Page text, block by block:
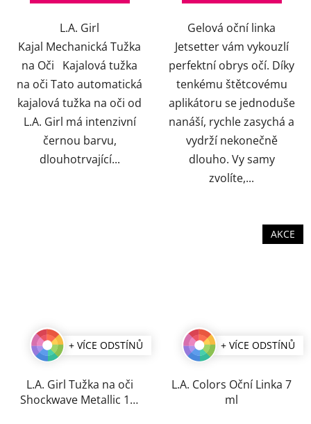
hvězdiček.
L.A. Girl
Kajal Mechanická Tužka
na Oči Kajalová tužka
na oči Tato automatická
kajalová tužka na oči od
L.A. Girl má intenzivní
černou barvu,
dlouhotrvající...
Gelová oční linka
Jetsetter vám vykouzlí
perfektní obrys očí. Díky
tenkému štětcovému
aplikátoru se jednoduše
nanáší, rychle zasychá a
vydrží nekonečně
dlouho. Vy samy
zvolíte,...
+ VÍCE ODSTÍNŮ
L.A. Girl Tužka na oči
Shockwave Metallic 1,2
AKCE
+ VÍCE ODSTÍNŮ
L.A. Colors Oční Linka 7
ml